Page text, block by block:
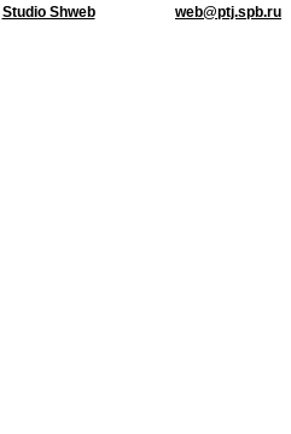
Studio Shweb
web@ptj.spb.ru